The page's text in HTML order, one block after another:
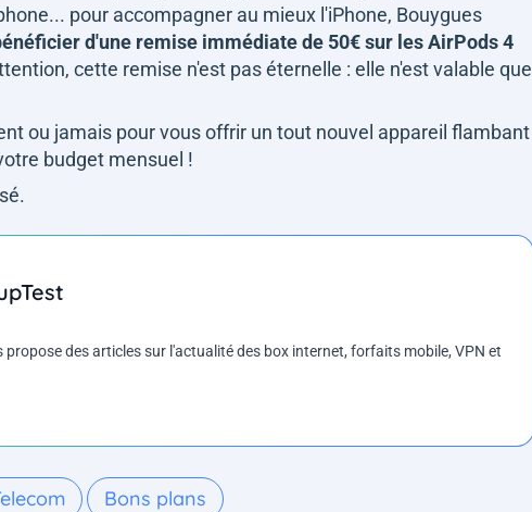
pour accompagner au mieux l'iPhone, Bouygues
d'une remise immédiate de 50€ sur les AirPods 4
cette remise n'est pas éternelle : elle n'est valable que
ou jamais pour vous offrir un tout nouvel appareil flambant
budget mensuel !
propose des articles sur l'actualité des box internet, forfaits mobile, VPN et
Bons plans